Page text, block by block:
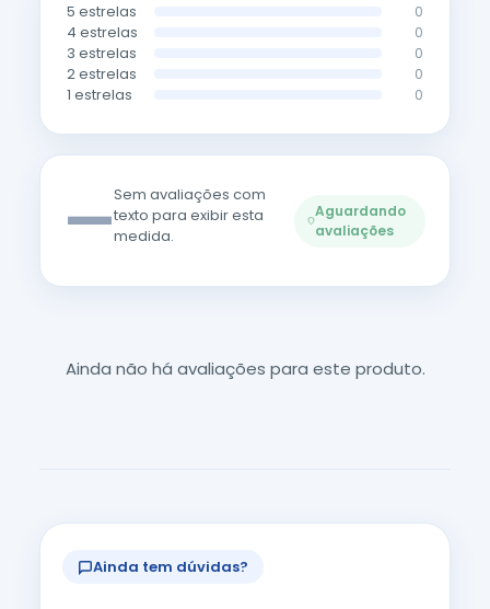
5 estrelas 0
4 estrelas 0
3 estrelas 0
2 estrelas 0
1 estrelas 0
—Sem avaliações com
texto para exibir esta
medida.
Aguardando
avaliações
Ainda não há avaliações para este produto.
Ainda tem dúvidas?